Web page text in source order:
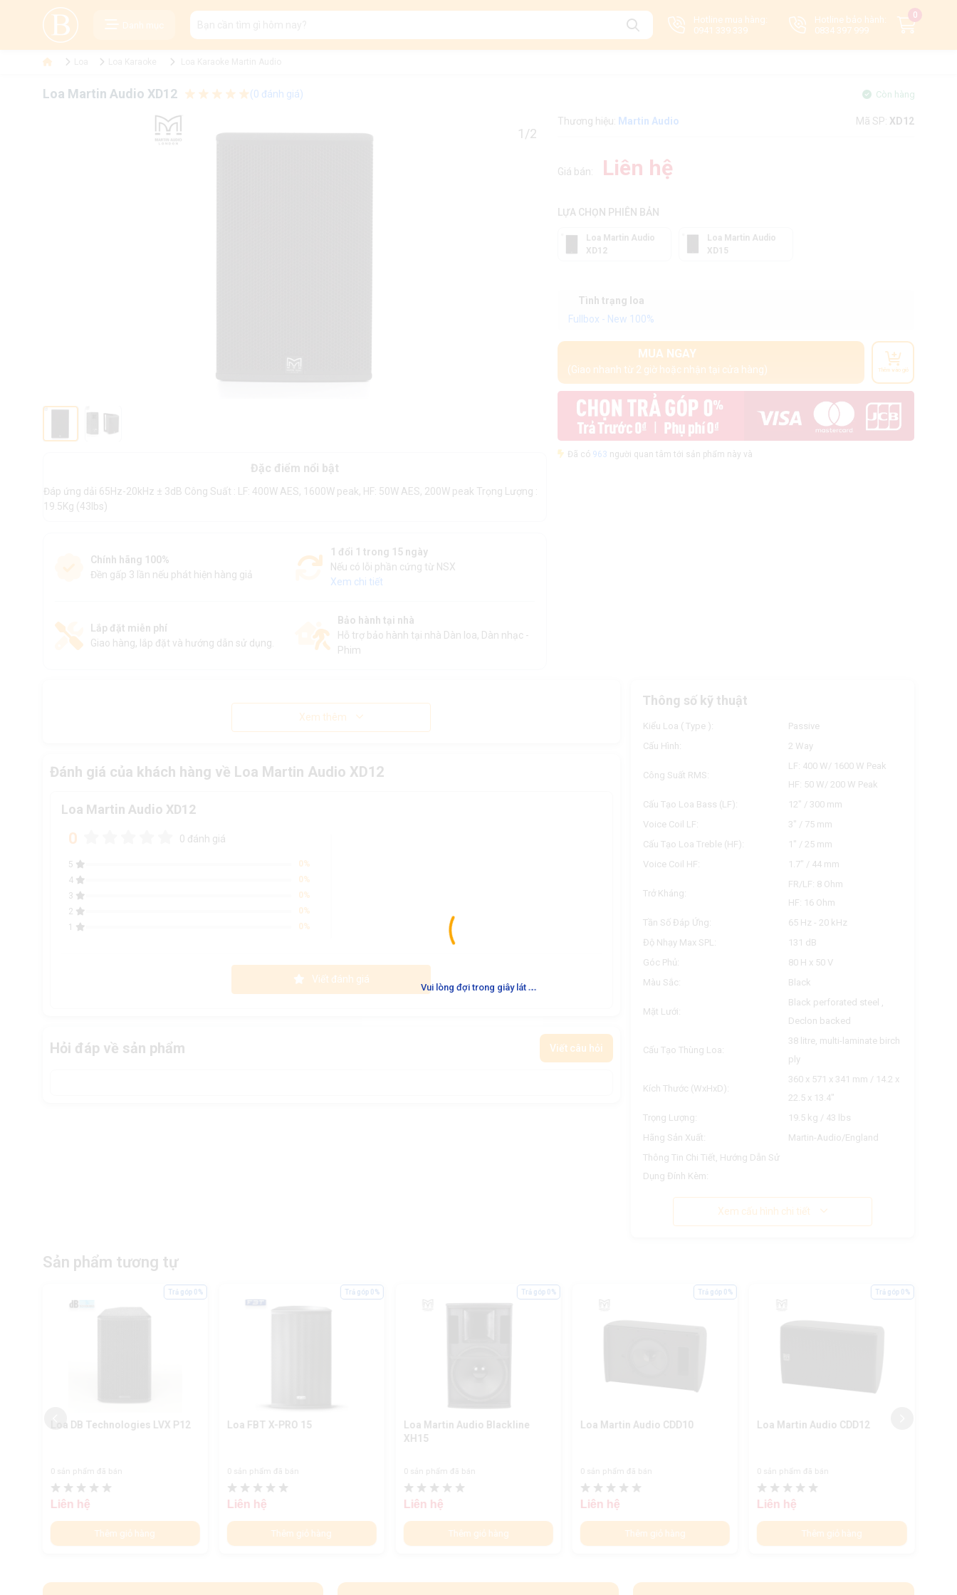
Vui lòng đợi trong giây lát ...
Danh mục
Hotline mua hàng:
0941 339 339
Hotline bảo hành:
0834 397 999
0
Loa Martin Audio XD12 (0 đánh giá) Còn hàng
1/2
Đặc điểm nổi bật
Đáp ứng dải 65Hz-20kHz ± 3dB Công Suất : LF: 400W AES, 1600W peak, HF: 50W AES, 200W peak Trọng Lượng :
19.5Kg (43lbs)
Chính hãng 100%
Đền gấp 3 lần nếu phát hiện hàng giả
1 đổi 1 trong 15 ngày
Nếu có lỗi phần cứng từ NSX
Xem chi tiết
Lắp đặt miễn phí
Giao hàng, lắp đặt và hướng dẫn sử dụng.
Bảo hành tại nhà
Hỗ trợ bảo hành tại nhà Dàn loa, Dàn nhạc -
Phim
Thương hiệu: Martin Audio Mã SP: XD12
Giá bán: Liên hệ
LỰA CHỌN PHIÊN BẢN
Loa Martin Audio
XD12
Loa Martin Audio
XD15
Tình trạng loa
Fullbox - New 100%
MUA NGAY
(Giao nhanh từ 2 giờ hoặc nhận tại cửa hàng) Thêm vào giỏ
Đã có 963 người quan tâm tới sản phẩm này và
Xem thêm
Đánh giá của khách hàng về Loa Martin Audio XD12
Loa Martin Audio XD12
0 0 đánh giá
5
0%
4
0%
3
0%
2
0%
1
0%
Viết đánh giá
Hỏi đáp về sản phẩm Viết câu hỏi
Thông số kỹ thuật
Kiểu Loa ( Type ):
Passive
Cấu Hình:
2 Way
Công Suất RMS:
LF: 400 W/ 1600 W Peak
HF: 50 W/ 200 W Peak
Cấu Tạo Loa Bass (LF):
12" / 300 mm
Voice Coil LF:
3" / 75 mm
Cấu Tạo Loa Treble (HF):
1" / 25 mm
Voice Coil HF:
1.7" / 44 mm
Trở Kháng:
FR/LF: 8 Ohm
HF: 16 Ohm
Tần Số Đáp Ứng:
65 Hz - 20 kHz
Độ Nhạy Max SPL:
131 dB
Góc Phủ:
80 H x 50 V
Màu Sắc:
Black
Mặt Lưới:
Black perforated steel ,
Declon backed
Cấu Tạo Thùng Loa:
38 litre, multi-laminate birch
ply
Kích Thước (WxHxD):
360 x 571 x 341 mm / 14.2 x
22.5 x 13.4"
Trọng Lượng:
19.5 kg / 43 lbs
Hãng Sản Xuất:
Martin-Audio/England
Thông Tin Chi Tiết, Hướng Dẫn Sử
Dụng Đính Kèm:
Xem cấu hình chi tiết
Sản phẩm tương tự
Loa DB Technologies LVX P12
0 sản phẩm đã bán
Liên hệ
Thêm giỏ hàng
Trả góp 0%
Loa FBT X-PRO 15
0 sản phẩm đã bán
Liên hệ
Thêm giỏ hàng
Trả góp 0%
Loa Martin Audio Blackline
XH15
0 sản phẩm đã bán
Liên hệ
Thêm giỏ hàng
Trả góp 0%
Loa Martin Audio CDD10
0 sản phẩm đã bán
Liên hệ
Thêm giỏ hàng
Trả góp 0%
Loa Martin Audio CDD12
0 sản phẩm đã bán
Liên hệ
Thêm giỏ hàng
Trả góp 0%